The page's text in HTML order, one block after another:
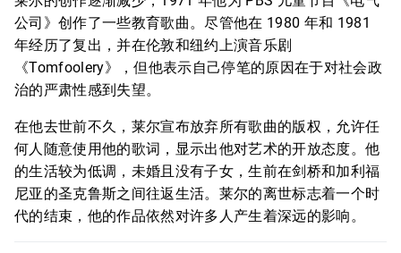
公司》创作了一些教育歌曲。尽管他在 1980 年和 1981
年经历了复出，并在伦敦和纽约上演音乐剧
《Tomfoolery》，但他表示自己停笔的原因在于对社会政
治的严肃性感到失望。
在他去世前不久，莱尔宣布放弃所有歌曲的版权，允许任
何人随意使用他的歌词，显示出他对艺术的开放态度。他
的生活较为低调，未婚且没有子女，生前在剑桥和加利福
尼亚的圣克鲁斯之间往返生活。莱尔的离世标志着一个时
代的结束，他的作品依然对许多人产生着深远的影响。